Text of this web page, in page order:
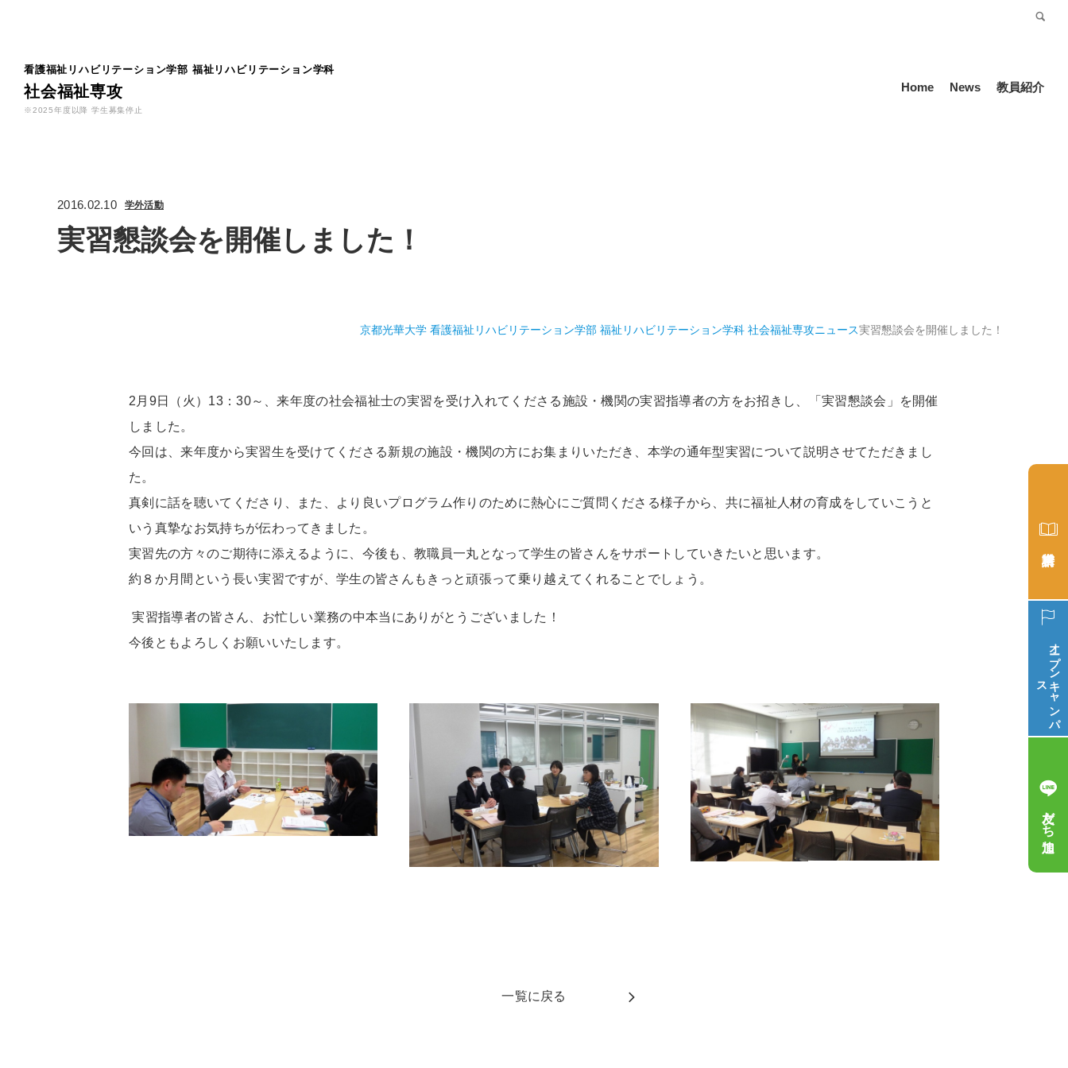
看護福祉リハビリテーション学部 福祉リハビリテーション学科
社会福祉専攻
※2025年度以降 学生募集停止
Home News 教員紹介
2016.02.10 学外活動
実習懇談会を開催しました！
京都光華大学 看護福祉リハビリテーション学部 福祉リハビリテーション学科 社会福祉専攻ニュース実習懇談会を開催しました！
2月9日（火）13：30～、来年度の社会福祉士の実習を受け入れてくださる施設・機関の実習指導者の方をお招きし、「実習懇談会」を開催
しました。
今回は、来年度から実習生を受けてくださる新規の施設・機関の方にお集まりいただき、本学の通年型実習について説明させてただきまし
た。
真剣に話を聴いてくださり、また、より良いプログラム作りのために熱心にご質問くださる様子から、共に福祉人材の育成をしていこうと
いう真摯なお気持ちが伝わってきました。
実習先の方々のご期待に添えるように、今後も、教職員一丸となって学生の皆さんをサポートしていきたいと思います。
約８か月間という長い実習ですが、学生の皆さんもきっと頑張って乗り越えてくれることでしょう。
実習指導者の皆さん、お忙しい業務の中本当にありがとうございました！
今後ともよろしくお願いいたします。
一覧に戻る
オープン
キ
ャ
ン
パ
ス
友だち追加